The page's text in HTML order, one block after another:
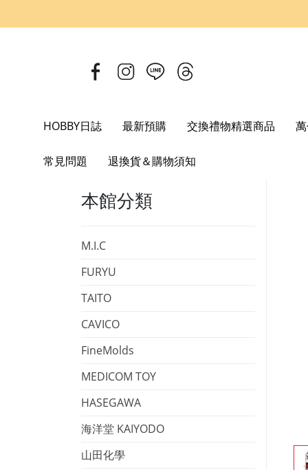
HOBBY日誌 最新預購 交換禮物精選商品
常見問題 退換貨＆購物須知
Home 日本選物 動漫周邊商品 死亡筆記本 壓克力立
本館分類
M.I.C
FURYU
TAITO
CAVICO
FineMolds
MEDICOM TOY
HASEGAWA
海洋堂 KAIYODO
山田化學